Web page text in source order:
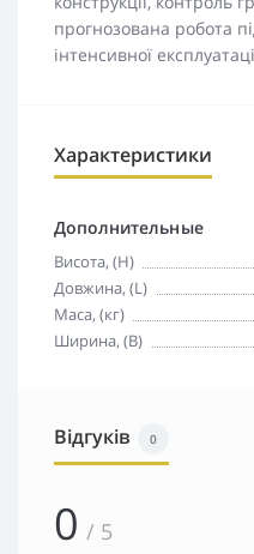
прогнозована робота
інтенсивної
Характеристики
Дополнительные
Висота, (H)
Довжина, (L)
Маса, (кг)
Ширина, (B)
Відгуків 0
0 / 5